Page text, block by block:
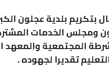
بتكريم بلدية عجلون
ومجلس الخدمات
المجتمعية والمعهد
تقديرا لجهوده .